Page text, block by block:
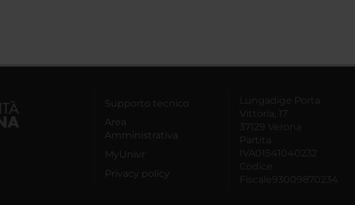
Supporto tecnico
Area
Amministrativa
MyUnivr
Privacy policy
Lungadige Porta
Vittoria, 17
37129 Verona
Partita
IVA01541040232
Codice
Fiscale93009870234